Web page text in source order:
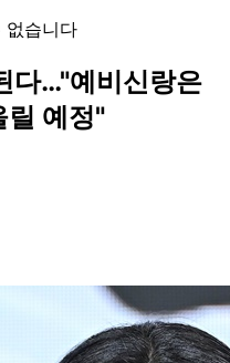
없습니다
다…"예비신랑은
릴 예정"